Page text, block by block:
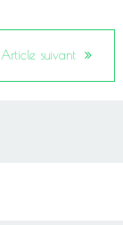
Article suivant